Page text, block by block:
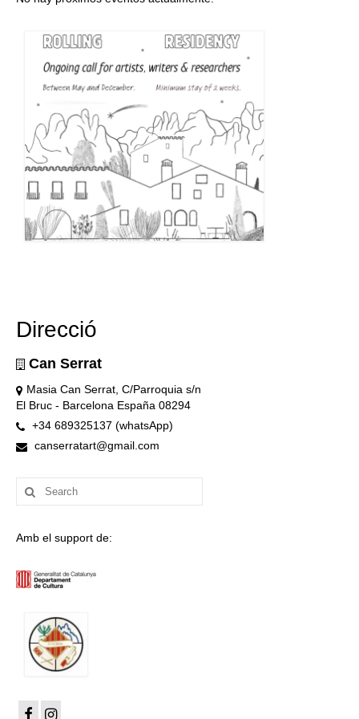
Direcció
Can Serrat
Masia Can Serrat, C/Parroquia s/n
El Bruc - Barcelona España 08294
+34 689325137 (whatsApp)
canserratart@gmail.com
Search
for:
Amb el support de: